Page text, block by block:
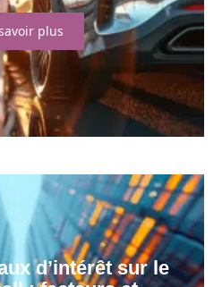
plus
d’intérêt sur le